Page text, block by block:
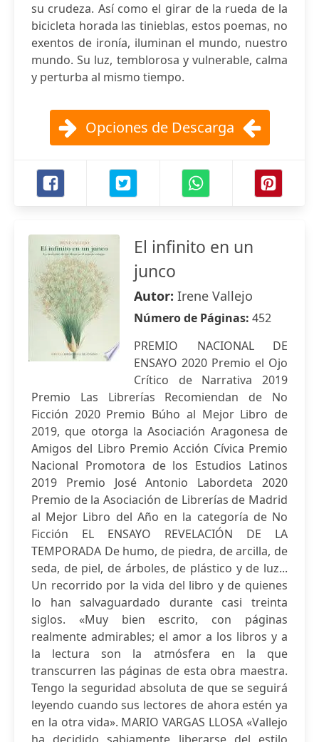
su crudeza. Así como el girar de la rueda de la
bicicleta horada las tinieblas, estos poemas, no
exentos de ironía, iluminan el mundo, nuestro
mundo. Su luz, temblorosa y vulnerable, calma
y perturba al mismo tiempo.
Opciones de Descarga
El infinito en un
junco
Autor: Irene Vallejo
Número de Páginas: 452
PREMIO NACIONAL DE
ENSAYO 2020 Premio el Ojo
Crítico de Narrativa 2019
Premio Las Librerías Recomiendan de No
Ficción 2020 Premio Búho al Mejor Libro de
2019, que otorga la Asociación Aragonesa de
Amigos del Libro Premio Acción Cívica Premio
Nacional Promotora de los Estudios Latinos
2019 Premio José Antonio Labordeta 2020
Premio de la Asociación de Librerías de Madrid
al Mejor Libro del Año en la categoría de No
Ficción EL ENSAYO REVELACIÓN DE LA
TEMPORADA De humo, de piedra, de arcilla, de
seda, de piel, de árboles, de plástico y de luz...
Un recorrido por la vida del libro y de quienes
lo han salvaguardado durante casi treinta
siglos. «Muy bien escrito, con páginas
realmente admirables; el amor a los libros y a
la lectura son la atmósfera en la que
transcurren las páginas de esta obra maestra.
Tengo la seguridad absoluta de que se seguirá
leyendo cuando sus lectores de ahora estén ya
en la otra vida». MARIO VARGAS LLOSA «Vallejo